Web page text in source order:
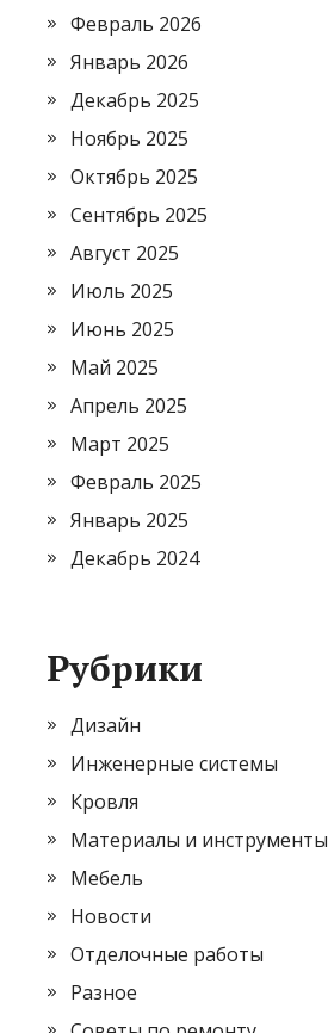
Февраль 2026
Январь 2026
Декабрь 2025
Ноябрь 2025
Октябрь 2025
Сентябрь 2025
Август 2025
Июль 2025
Июнь 2025
Май 2025
Апрель 2025
Март 2025
Февраль 2025
Январь 2025
Декабрь 2024
Рубрики
Дизайн
Инженерные системы
Кровля
Материалы и инструменты
Мебель
Новости
Отделочные работы
Разное